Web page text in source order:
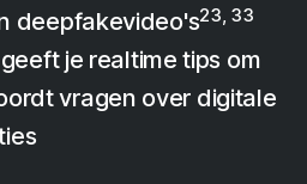
deepfakevideo's23, 33
je realtime tips om
vragen over digitale